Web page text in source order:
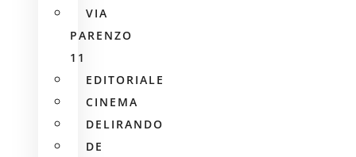
VIA
PARENZO
11
EDITORIALE
CINEMA
DELIRANDO
DE